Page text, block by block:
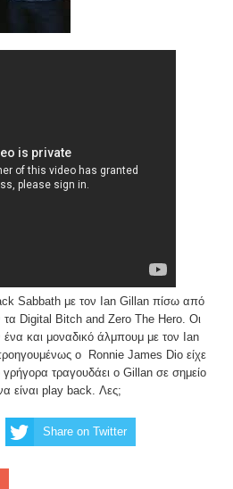
Sabbath με τον Ian Gillan πίσω από
τα Digital Bitch and Zero The Hero. Οι
και μοναδικό άλμπουμ με τον Ian
ο Ronnie James Dio είχε
τραγουδάει ο Gillan σε σημείο
είναι play back. Λες;
Share on Twitter